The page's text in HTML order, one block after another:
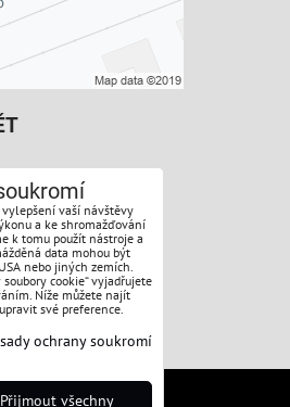
údajů
ochrany soukromí
vylepšení vaší návštěvy
a ke shromažďování
k tomu použít nástroje a
data mohou být
nebo jiných zemích.
cookie“ vyjadřujete
Níže můžete najít
své preference.
ochrany soukromí
Přijmout všechny